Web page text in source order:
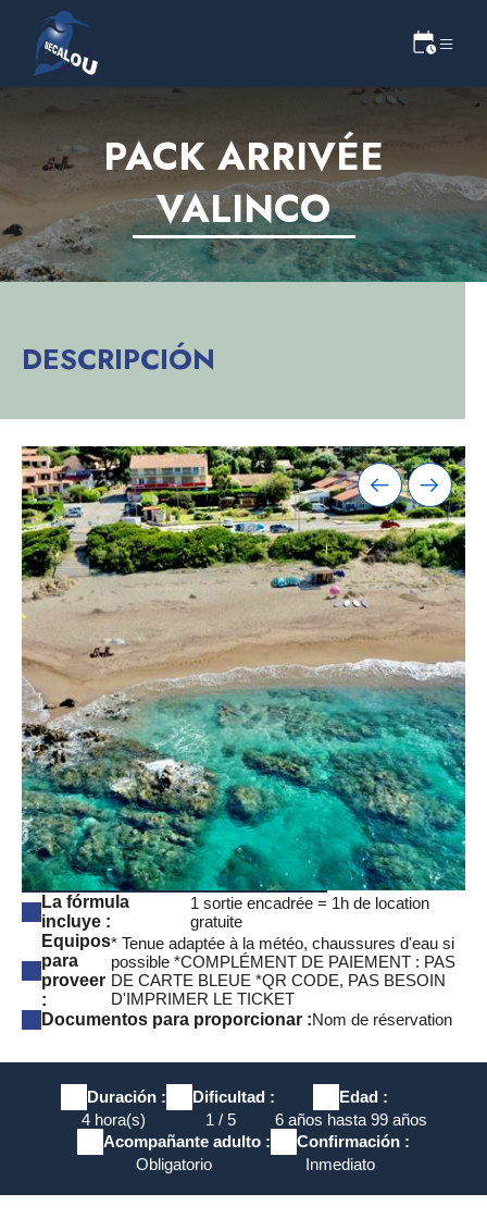
PACK ARRIVÉE
VALINCO
DESCRIPCIÓN
La fórmula
incluye :
1 sortie encadrée = 1h de location
Equipos
para
proveer
:
* Tenue adaptée à la météo, chaussures d'eau si
possible *COMPLÉMENT DE PAIEMENT : PAS
DE CARTE BLEUE *QR CODE, PAS BESOIN
D'IMPRIMER LE TICKET
Documentos para proporcionar :Nom de réservation
Duración :
4 hora(s)
Dificultad :
1 / 5
Edad :
6 años hasta 99 años
Acompañante adulto :
Obligatorio
Confirmación :
Inmediato